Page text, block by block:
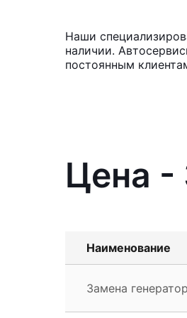
Наши
наличии.
постоянным
Цена -
Наименование
Замена